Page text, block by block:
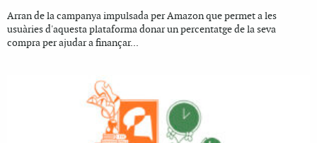
Arran de la campanya impulsada per Amazon que permet a les
usuàries d'aquesta plataforma donar un percentatge de la seva
compra per ajudar a finançar...